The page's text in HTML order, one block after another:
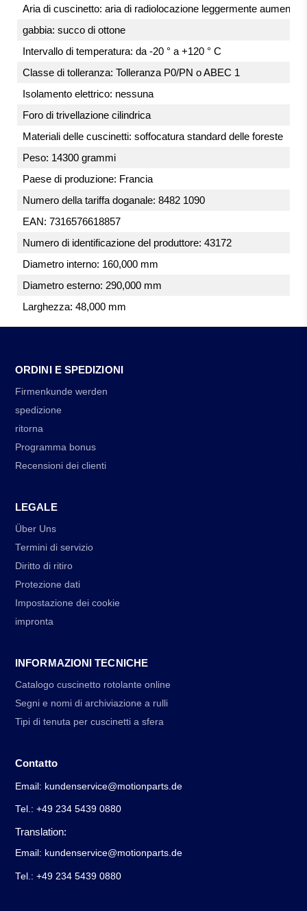
Aria di cuscinetto: aria di radiolocazione leggermente aumentata
gabbia: succo di ottone
Intervallo di temperatura: da -20 ° a +120 ° C
Classe di tolleranza: Tolleranza P0/PN o ABEC 1
Isolamento elettrico: nessuna
Foro di trivellazione cilindrica
Materiali delle cuscinetti: soffocatura standard delle foreste
Peso: 14300 grammi
Paese di produzione: Francia
Numero della tariffa doganale: 8482 1090
EAN: 7316576618857
Numero di identificazione del produttore: 43172
Diametro interno: 160,000 mm
Diametro esterno: 290,000 mm
Larghezza: 48,000 mm
ORDINI E SPEDIZIONI
Firmenkunde werden
spedizione
ritorna
Programma bonus
Recensioni dei clienti
LEGALE
Über Uns
Termini di servizio
Diritto di ritiro
Protezione dati
Impostazione dei cookie
impronta
INFORMAZIONI TECNICHE
Catalogo cuscinetto rotolante online
Segni e nomi di archiviazione a rulli
Tipi di tenuta per cuscinetti a sfera
Contatto
Email: kundenservice@motionparts.de
Tel.: +49 234 5439 0880
Translation:
Email: kundenservice@motionparts.de
Tel.: +49 234 5439 0880